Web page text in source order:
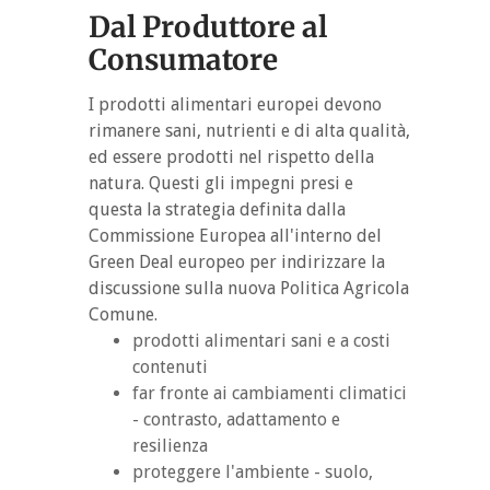
Dal Produttore al
Consumatore
I prodotti alimentari europei devono
rimanere sani, nutrienti e di alta qualità,
ed essere prodotti nel rispetto della
natura. Questi gli impegni presi e
questa la strategia definita dalla
Commissione Europea all'interno del
Green Deal europeo per indirizzare la
discussione sulla nuova Politica Agricola
Comune.
prodotti alimentari sani e a costi
contenuti
far fronte ai cambiamenti climatici
- contrasto, adattamento e
resilienza
proteggere l'ambiente - suolo,